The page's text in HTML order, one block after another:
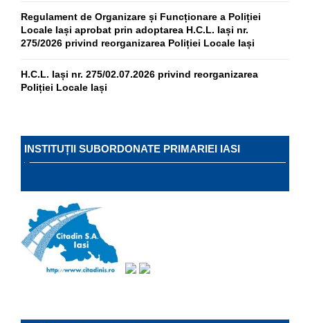
Regulament de Organizare și Funcționare a Poliției
Locale Iași aprobat prin adoptarea H.C.L. Iași nr.
275/2026 privind reorganizarea Poliției Locale Iași
H.C.L. Iași nr. 275/02.07.2026 privind reorganizarea
Poliției Locale Iași
INSTITUȚII SUBORDONATE PRIMARIEI IASI